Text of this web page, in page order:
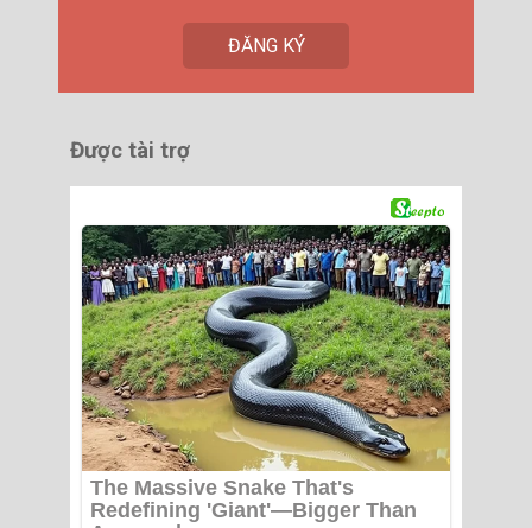
Được tài trợ